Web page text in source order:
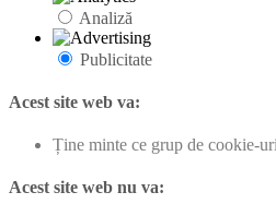
Analiză
Publicitate
Acest site web va:
Ține minte ce grup de cookie-
Acest site web nu va: